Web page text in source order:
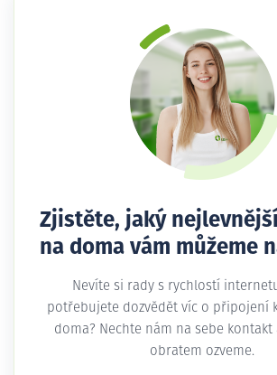
Zjistěte, jaký
na doma vám můžeme
Nevíte si rady s rychlostí
potřebujete dozvědět víc o připojení
doma? Nechte nám na sebe kontakt
obratem ozveme.